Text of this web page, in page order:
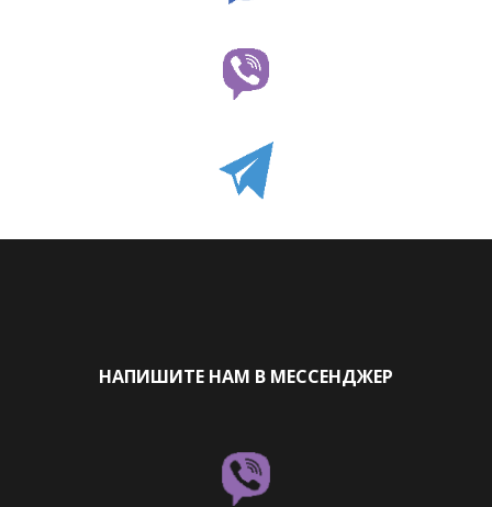
НАПИШИТЕ НАМ В МЕССЕНДЖЕР